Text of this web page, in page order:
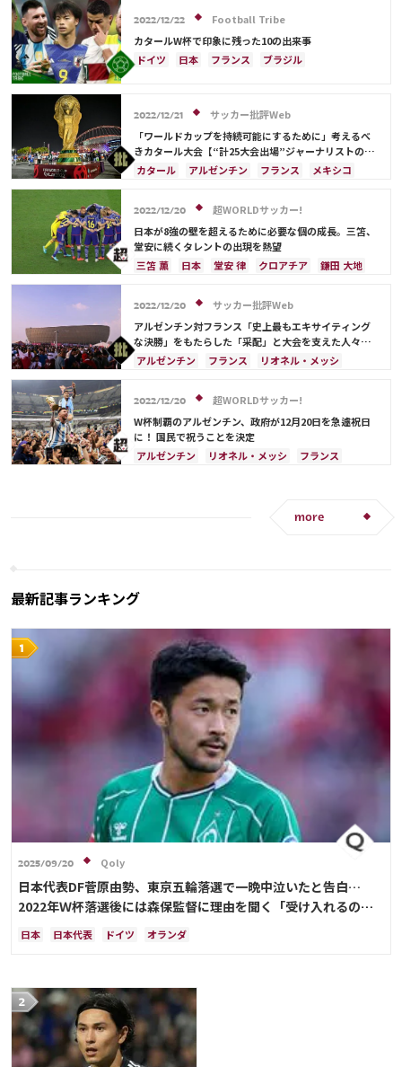
ポルトガル
コスタリカ
リオネル・メッシ
サウジアラビア
オランダ ブラジル
韓国
オーストラリア イラン
デンマーク
アメリカ
日本代表 三笘 薫
田中 碧
C・ロナウド
キリアン・ムバッペ サディオ・マネ
2022/12/22
Football Tribe
カタールW杯で印象に残った10の出来事
ドイツ
日本 フランス
ブラジル
モロッコ
スペイン クロアチア
韓国
アクラフ・ハキミ
オーストラリア
日本代表
三笘 薫 C・ロナウド
カタール
イラン
サウジアラビア ガーナ
セネガル
2022/12/21
サッカー批評Web
「ワールドカップを持続可能にするために」考えるべ
きカタール大会【“計25大会出場”ジャーナリストのカ
タールW杯現地ルポ】
カタール アルゼンチン フランス
メキシコ
ウルグアイ
カナダ 日本
リオネル・メッシ
キリアン・ムバッペ
2022/12/20
超WORLDサッカー!
日本が8強の壁を超えるために必要な個の成長。三笘、
堂安に続くタレントの出現を熱望
三笘 薫
日本 堂安 律 クロアチア
鎌田 大地
リオネル・メッシ
冨安 健洋
カタール
フランス
アルゼンチン モロッコ
日本代表
久保 建英
ルカ・モドリッチ
キリアン・ムバッペ
遠藤 航
2022/12/20
サッカー批評Web
アルゼンチン対フランス「史上最もエキサイティング
な決勝」をもたらした「采配」と大会を支えた人々
【“計25大会出場”ジャーナリストのカタールW杯現地
アルゼンチン フランス
リオネル・メッシ
クロアチア
モロッコ
日本
キリアン・ムバッペ
アントワーヌ・グリーズマン
テオ・エルナンデス
2022/12/20
超WORLDサッカー!
W杯制覇のアルゼンチン、政府が12月20日を急遽祝日
に！ 国民で祝うことを決定
アルゼンチン
リオネル・メッシ
フランス
more
最新記事ランキング
2025/09/20 Qoly
日本代表DF菅原由勢、東京五輪落選で一晩中泣いたと告白…
2022年Ｗ杯落選後には森保監督に理由を聞く「受け入れるのは
難しかった」
日本 日本代表 ドイツ オランダ